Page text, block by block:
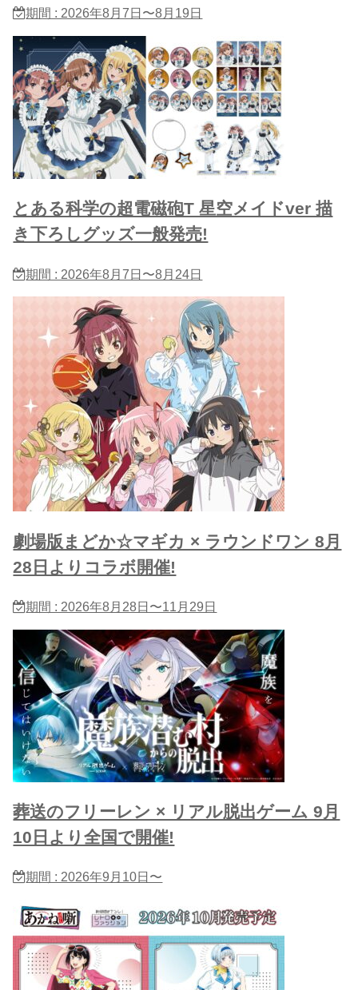
期間 : 2026年8月7日〜8月19日
とある科学の超電磁砲T 星​空メイドver 描
き下ろしグッズ一般発売!
期間 : 2026年8月7日〜8月24日
劇場版まどか☆マギカ × ラウンドワン 8月
28日よりコラボ開催!
期間 : 2026年8月28日〜11月29日
葬送のフリーレン × リアル脱出ゲーム 9月
10日より全国で開催!
期間 : 2026年9月10日〜